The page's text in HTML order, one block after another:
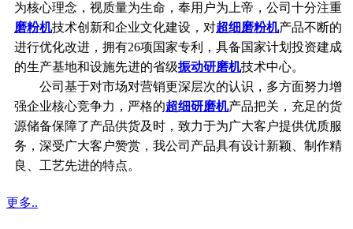
为核心理念，视质量为生命，奉用户为上帝，公司十分注重
磨粉机技术创新和企业文化建设，对超细磨粉机产品不断的
进行优化改进，拥有26项国家专利，具备国家计划投资建成
的生产基地和设施先进的省级振动研磨机技术中心。
公司基于对市场对营销更深层次的认识，多方面努力增
强企业核心竞争力，严格的超细研磨机产品把关，充足的货
源储备保障了产品供货及时，致力于为广大客户提供优质服
务，深受广大客户赞赏，我公司产品具有设计新颖、制作精
良、工艺先进的特点。
更多..